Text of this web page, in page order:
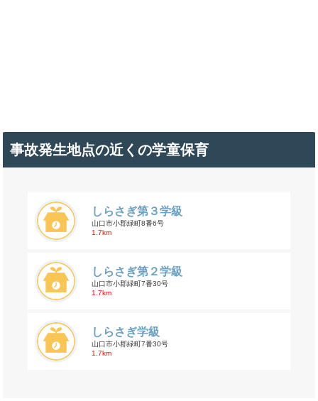
事故発生地点の近くの学童保育
しらさぎ第３学級
山口市小郡緑町8番6号
1.7km
しらさぎ第２学級
山口市小郡緑町7番30号
1.7km
しらさぎ学級
山口市小郡緑町7番30号
1.7km